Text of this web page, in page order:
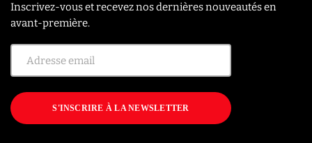
Inscrivez-vous et recevez nos dernières nouveautés en
avant-première.
S'INSCRIRE À LA NEWSLETTER